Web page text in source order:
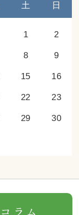
土 日
1 2
8 9
15 16
22 23
29 30
コラム